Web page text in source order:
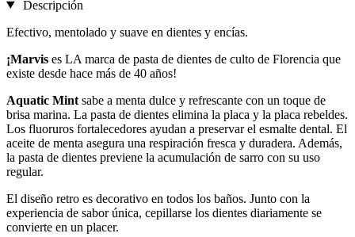
Descripción
Efectivo, mentolado y suave en dientes y encías.
¡Marvis es LA marca de pasta de dientes de culto de Florencia que
existe desde hace más de 40 años!
Aquatic Mint sabe a menta dulce y refrescante con un toque de
brisa marina. La pasta de dientes elimina la placa y la placa rebeldes.
Los fluoruros fortalecedores ayudan a preservar el esmalte dental. El
aceite de menta asegura una respiración fresca y duradera. Además,
la pasta de dientes previene la acumulación de sarro con su uso
regular.
El diseño retro es decorativo en todos los baños. Junto con la
experiencia de sabor única, cepillarse los dientes diariamente se
convierte en un placer.